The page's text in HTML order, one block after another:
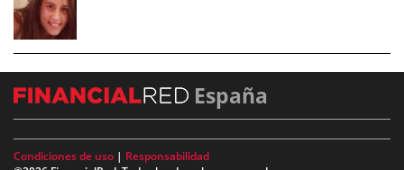
España
Condiciones de uso | Responsabilidad